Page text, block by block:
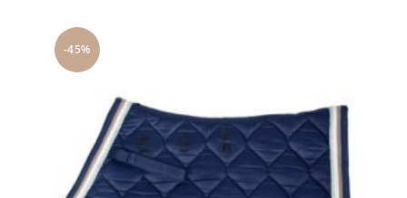
Produktseite
gewählt
werden
-45%